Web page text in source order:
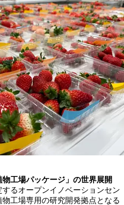
工場パッケージ」の世界展開
るオープンイノベーションセン
工場専用の研究開発拠点となる